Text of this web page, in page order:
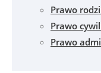
Prawo
Prawo
Prawo